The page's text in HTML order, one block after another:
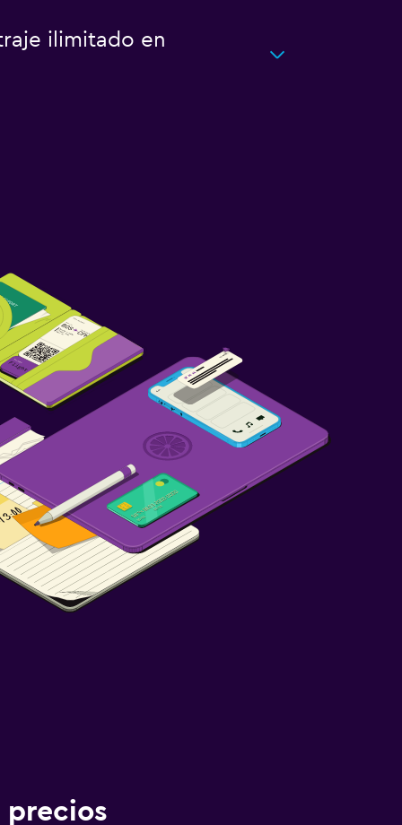
ilimitado en
precios